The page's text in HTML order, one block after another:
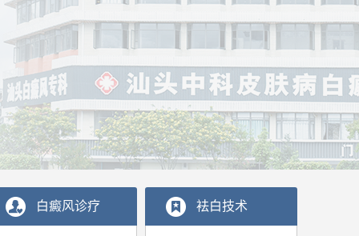
白癜风诊疗 袪白技术